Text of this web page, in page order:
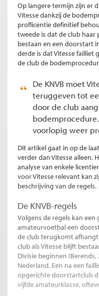
Op langere termijn zijn er
Vitesse dankzij de
proflicentie definitief
tweede is dat de club
bestaan en een doorstart
derde is dat Vitesse failliet
de club de
De KNVB moet
teruggeven tot
door de club
voorlopig weer
Dit artikel gaat in op de
verder dan Vitesse alleen.
analyse van enkele
voor Vitesse relevant kan
beschrijving van de regels.
De KNVB-regels
Volgens de regels kan
amateurvoetbal een
de club terugkomt
club als Vitesse blijft
Divisie beginnen
Nederland. Een na een
opgerichte doorstartclub
vijfde amateurklasse,